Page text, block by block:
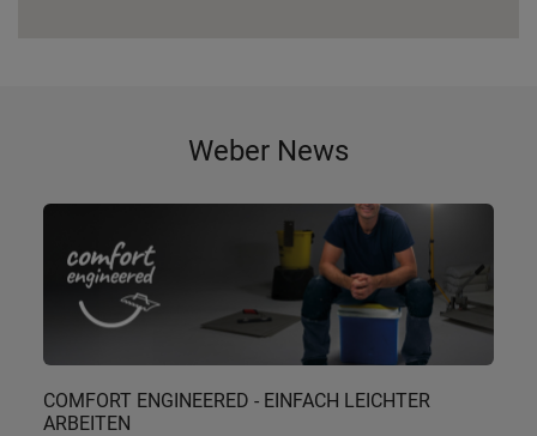
Weber News
COMFORT ENGINEERED - EINFACH LEICHTER
ARBEITEN